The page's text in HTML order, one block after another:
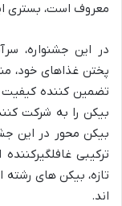
معروف است، بستری
در این جشنواره،
پختن غذاهای خود،
تضمین کننده کیفیت
بیکن را به شرکت
بیکن محور در این
ترکیبی
تازه، بیکن های
اند.